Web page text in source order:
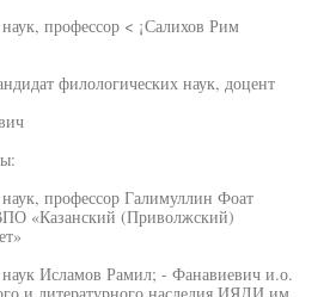
профессор < ¡Салихов Рим
филологических наук, доцент
профессор Галимуллин Фоат
«Казанский (Приволжский)
Исламов Рамил; - Фанавиевич и.о.